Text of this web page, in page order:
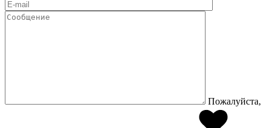
Пожалуйста,